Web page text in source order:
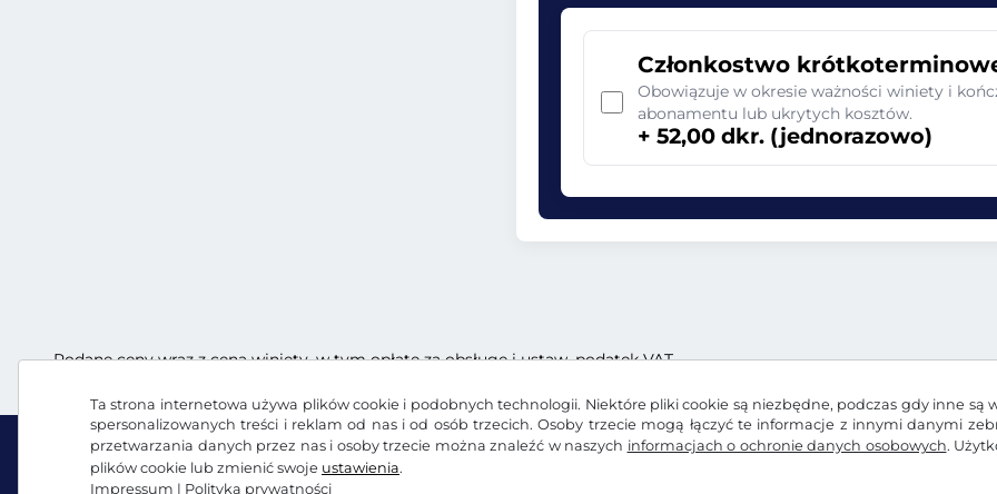
Ta strona internetowa używa plików cookie i podobnych technologii. Niektóre pliki cookie są niezbędne, podczas gdy inne są
spersonalizowanych treści i reklam od nas i od osób trzecich. Osoby trzecie mogą łączyć te informacje z innymi danymi
przetwarzania danych przez nas i osoby trzecie można znaleźć w naszych informacjach o ochronie danych osobowych.
plików cookie lub zmienić swoje ustawienia.
Impressum | Polityka prywatności
Członkostwo
Obowiązuje w okresie ważności winiety i
abonamentu lub ukrytych kosztów.
+ 52,00 dkr. (jednorazowo)
Podane ceny wraz z ceną winiety, w tym opłatę za obsługę i ustaw. podatek VAT